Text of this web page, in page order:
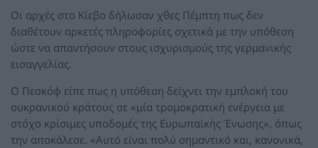
Οι αρχές στο Κίεβο δήλωσαν χθες Πέμπτη πως δεν
διαθέτουν αρκετές πληροφορίες σχετικά με την υπόθεση
ώστε να απαντήσουν στους ισχυρισμούς της γερμανικής
εισαγγελίας.
Ο Πεσκόφ είπε πως η υπόθεση δείχνει την εμπλοκή του
ουκρανικού κράτους σε «μία τρομοκρατική ενέργεια με
στόχο κρίσιμες υποδομές της Ευρωπαϊκής Ένωσης», όπως
την αποκάλεσε. «Αυτό είναι πολύ σημαντικό και, κανονικά,